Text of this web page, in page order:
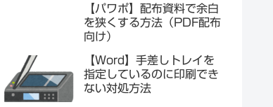
【パワポ】配布資料で余白
を狭くする方法（PDF配布
向け）
【Word】手差しトレイを
指定しているのに印刷でき
ない対処方法